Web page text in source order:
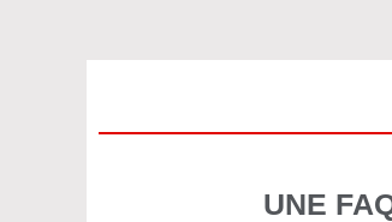
UNE